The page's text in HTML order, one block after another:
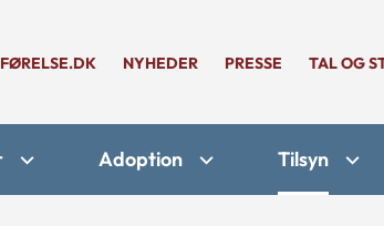
NYHEDER PRESSE TAL OG
Adoption Tilsyn